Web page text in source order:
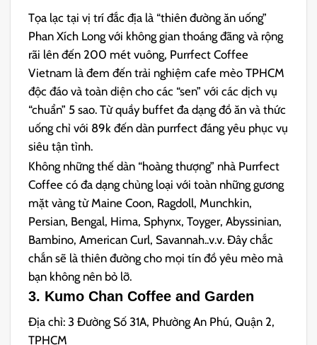
Tọa lạc tại vị trí đắc địa là “thiên đường ăn uống”
Phan Xích Long với không gian thoáng đãng và rộng
rãi lên đến 200 mét vuông, Purrfect Coffee
Vietnam là đem đến trải nghiệm cafe mèo TPHCM
độc đáo và toàn diện cho các “sen” với các dịch vụ
“chuẩn” 5 sao. Từ quầy buffet đa dạng đồ ăn và thức
uống chỉ với 89k đến dàn purrfect đáng yêu phục vụ
siêu tận tình.
Không những thế dàn “hoàng thượng” nhà Purrfect
Coffee có đa dạng chủng loại với toàn những gương
mặt vàng từ Maine Coon, Ragdoll, Munchkin,
Persian, Bengal, Hima, Sphynx, Toyger, Abyssinian,
Bambino, American Curl, Savannah..v.v. Đây chắc
chắn sẽ là thiên đường cho mọi tín đồ yêu mèo mà
bạn không nên bỏ lỡ.
3. Kumo Chan Coffee and Garden
Địa chỉ: 3 Đường Số 31A, Phường An Phú, Quận 2,
TPHCM